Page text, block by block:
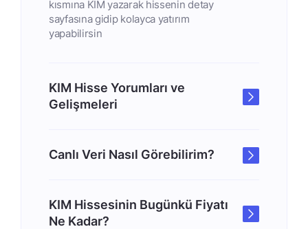
kısmına KIM yazarak hissenin detay
sayfasına gidip kolayca yatırım
yapabilirsin
KIM Hisse Yorumları ve
Gelişmeleri
Canlı Veri Nasıl Görebilirim?
KIM Hissesinin Bugünkü Fiyatı
Ne Kadar?